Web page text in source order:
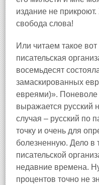
издание не
свобода слова!
Или читаем такое
писательская
восемьдесят
замаскированных
евреями)». Поневоле
выражается русский
случая – русский по
точку и очень для
болезненную. Дело в
писательской
недавние времена.
процентов точно не